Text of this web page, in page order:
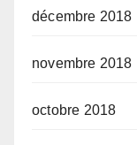
décembre 2018
novembre 2018
octobre 2018